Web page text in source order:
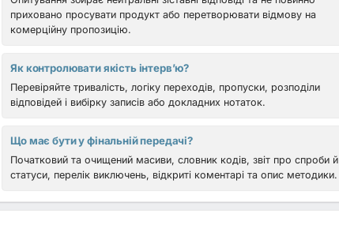
приховано просувати продукт або перетворювати відмову на
комерційну пропозицію.
Як контролювати якість інтерв’ю?
Перевіряйте тривалість, логіку переходів, пропуски, розподіли
відповідей і вибірку записів або докладних нотаток.
Що має бути у фінальній передачі?
Початковий та очищений масиви, словник кодів, звіт про спроби й
статуси, перелік виключень, відкриті коментарі та опис методики.